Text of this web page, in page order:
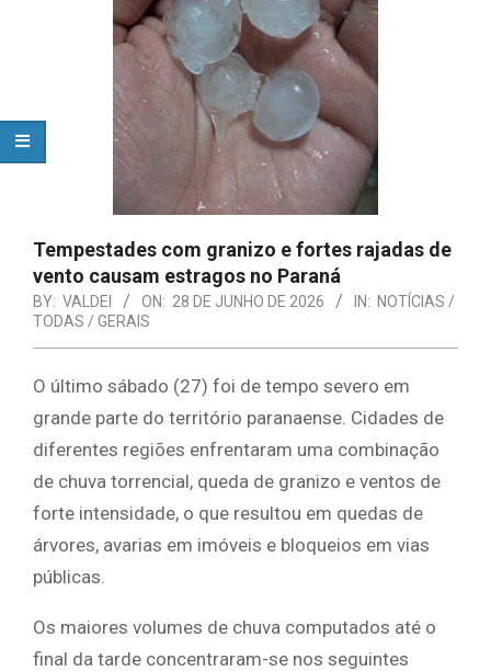
Tempestades com granizo e fortes rajadas de
vento causam estragos no Paraná
BY: VALDEI ON: 28 DE JUNHO DE 2026 IN: NOTÍCIAS /
TODAS / GERAIS
​O último sábado (27) foi de tempo severo em
grande parte do território paranaense. Cidades de
diferentes regiões enfrentaram uma combinação
de chuva torrencial, queda de granizo e ventos de
forte intensidade, o que resultou em quedas de
árvores, avarias em imóveis e bloqueios em vias
públicas.
​Os maiores volumes de chuva computados até o
final da tarde concentraram-se nos seguintes